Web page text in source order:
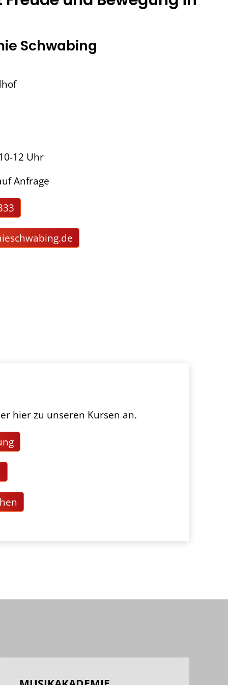
Schwabing
12 Uhr
Anfrage
schw b ng d
hier zu unseren Kursen an.